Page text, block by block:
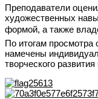
Преподаватели
художественных
формой, а также
По итогам
намечены
творческого